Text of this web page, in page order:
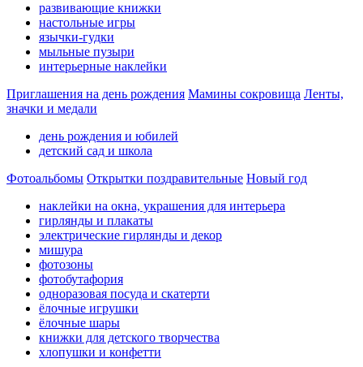
развивающие книжки
настольные игры
язычки-гудки
мыльные пузыри
интерьерные наклейки
Приглашения на день рождения Мамины сокровища Ленты,
значки и медали
день рождения и юбилей
детский сад и школа
Фотоальбомы Открытки поздравительные Новый год
наклейки на окна, украшения для интерьера
гирлянды и плакаты
электрические гирлянды и декор
мишура
фотозоны
фотобутафория
одноразовая посуда и скатерти
ёлочные игрушки
ёлочные шары
книжки для детского творчества
хлопушки и конфетти